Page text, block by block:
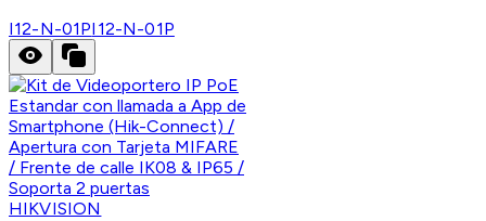
I12-N-01PI12-N-01P
HIKVISION